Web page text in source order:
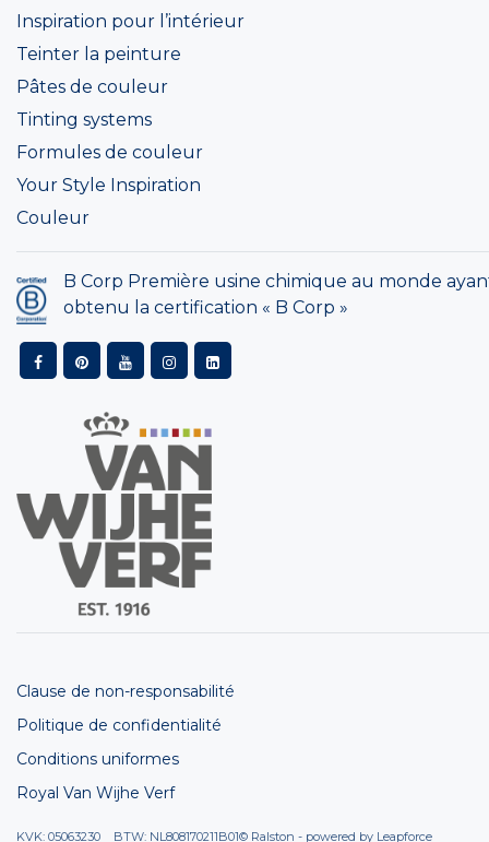
Inspiration pour l’intérieur
Teinter la peinture
Pâtes de couleur
Tinting systems
Formules de couleur
Your Style Inspiration
Couleur
B Corp Première usine chimique au monde
obtenu la certification « B Corp »
Clause de non-responsabilité
Politique de confidentialité
Conditions uniformes
Royal Van Wijhe Verf
KVK: 05063230 BTW: NL808170211B01© Ralston - powered by Leapforce